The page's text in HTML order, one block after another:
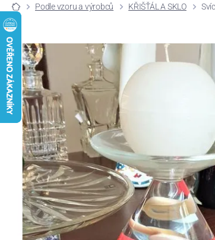
Podle vzoru a výrobců KŘIŠŤÁL A SKLO